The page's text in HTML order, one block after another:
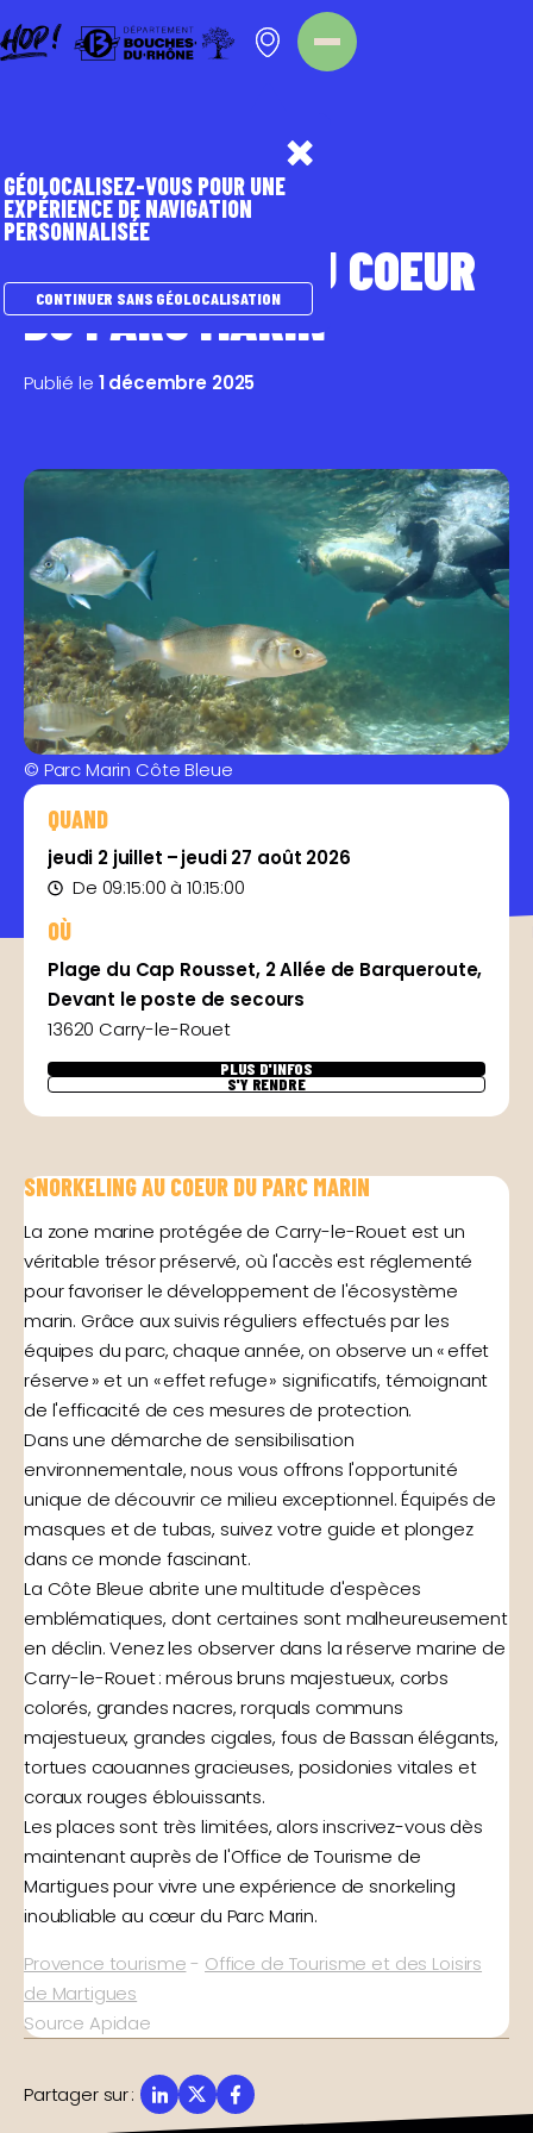
SNORKELING AU COEUR
DU PARC MARIN
Nos évènements
Publié le 1 décembre 2025
© Parc Marin Côte Bleue
QUAND
jeudi 2 juillet – jeudi 27 août 2026
De 09:15:00 à 10:15:00
OÙ
Plage du Cap Rousset, 2 Allée de Barqueroute,
Devant le poste de secours
13620 Carry-le-Rouet
PLUS D'INFOS
S'Y RENDRE
SNORKELING AU COEUR DU PARC MARIN
La zone marine protégée de Carry-le-Rouet est un
véritable trésor préservé, où l'accès est réglementé
pour favoriser le développement de l'écosystème
marin. Grâce aux suivis réguliers effectués par les
équipes du parc, chaque année, on observe un « effet
réserve » et un « effet refuge » significatifs, témoignant
de l'efficacité de ces mesures de protection.
Dans une démarche de sensibilisation
environnementale, nous vous offrons l'opportunité
unique de découvrir ce milieu exceptionnel. Équipés de
masques et de tubas, suivez votre guide et plongez
dans ce monde fascinant.
La Côte Bleue abrite une multitude d'espèces
emblématiques, dont certaines sont malheureusement
en déclin. Venez les observer dans la réserve marine de
Carry-le-Rouet : mérous bruns majestueux, corbs
colorés, grandes nacres, rorquals communs
majestueux, grandes cigales, fous de Bassan élégants,
tortues caouannes gracieuses, posidonies vitales et
coraux rouges éblouissants.
Les places sont très limitées, alors inscrivez-vous dès
maintenant auprès de l'Office de Tourisme de
Martigues pour vivre une expérience de snorkeling
inoubliable au cœur du Parc Marin.
Provence tourisme- Office de Tourisme et des Loisirs
de Martigues
Source Apidae
Partager sur:
GÉOLOCALISEZ-VOUS POUR UNE
EXPÉRIENCE DE NAVIGATION
PERSONNALISÉE
CONTINUER SANS GÉOLOCALISATION